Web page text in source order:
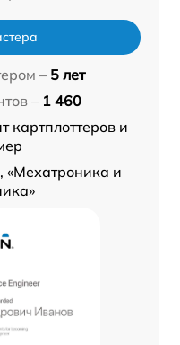
– 5 лет
– 1 460
картплоттеров и
«Мехатроника и